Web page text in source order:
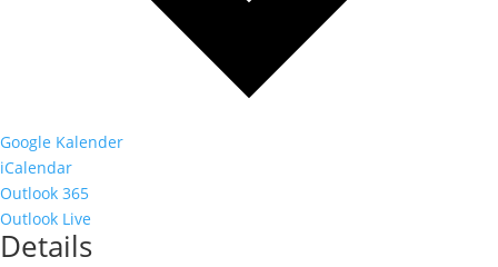
Google Kalender
iCalendar
Outlook 365
Outlook Live
Details